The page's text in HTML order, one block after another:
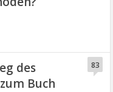
des
Buch
83